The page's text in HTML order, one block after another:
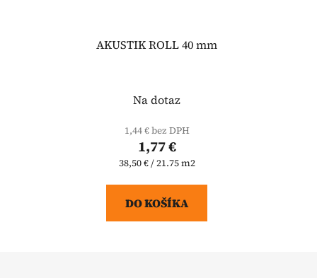
AKUSTIK ROLL 40 mm
Na dotaz
1,44 € bez DPH
1,77 €
Jednotková
38,50 € / 21.75 m2
DO KOŠÍKA